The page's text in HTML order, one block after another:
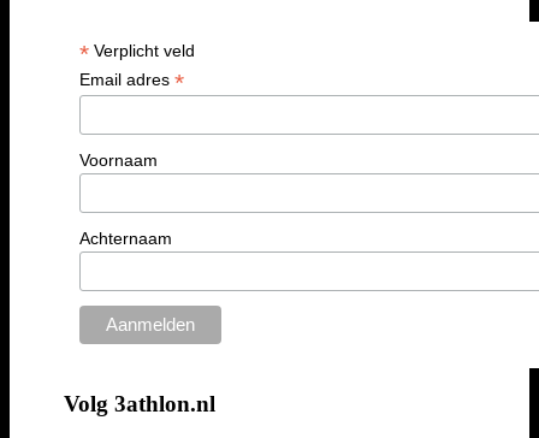
*Verplicht veld
Email adres *
Voornaam
Achternaam
Volg 3athlon.nl